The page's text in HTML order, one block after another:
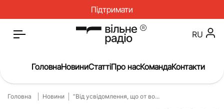
Підтримати
Головна
RU
ГоловнаНовиниСтаттіПро насКомандаКонтакти
Головна Новини “Від усвідомлення, що от во...